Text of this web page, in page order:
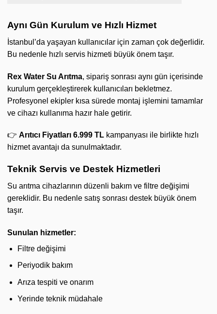
Aynı Gün Kurulum ve Hızlı Hizmet
İstanbul’da yaşayan kullanıcılar için zaman çok değerlidir.
Bu nedenle hızlı servis hizmeti büyük önem taşır.
Rex Water Su Arıtma, sipariş sonrası aynı gün içerisinde
kurulum gerçekleştirerek kullanıcıları bekletmez.
Profesyonel ekipler kısa sürede montaj işlemini tamamlar
ve cihazı kullanıma hazır hale getirir.
👉 Arıtıcı Fiyatları 6.999 TL kampanyası ile birlikte hızlı
hizmet avantajı da sunulmaktadır.
Teknik Servis ve Destek Hizmetleri
Su arıtma cihazlarının düzenli bakım ve filtre değişimi
gereklidir. Bu nedenle satış sonrası destek büyük önem
taşır.
Sunulan hizmetler:
Filtre değişimi
Periyodik bakım
Arıza tespiti ve onarım
Yerinde teknik müdahale